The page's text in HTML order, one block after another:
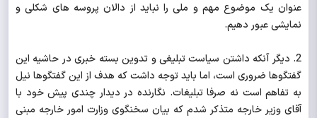
عنوان یک موضوع مهم و ملی را نباید از دالان پروسه های شکلی و
نمایشی عبور دهیم.
2. دیگر آنکه داشتن سیاست تبلیغی و تدوین بسته خبری در حاشیه این
گفتگوها ضروری است، اما باید توجه داشت که هدف از این گفتگوها نیل
به تفاهم است نه صرفا تبلیغات. نگارنده در دیدار چندی پیش خود با
آقای وزیر خارجه متذکر شدم که بیان سخنگوی وزارت امور خارجه مبنی